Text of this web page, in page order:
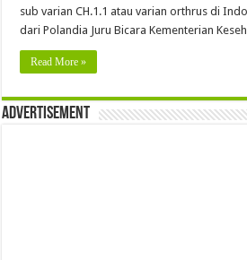
sub varian CH.1.1 atau varian orthrus di
dari Polandia Juru Bicara Kementerian
Read More »
Advertisement